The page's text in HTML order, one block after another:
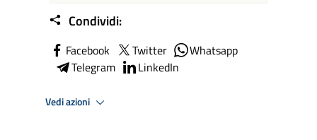
Condividi:
Facebook Twitter
Whatsapp
Telegram
LinkedIn
Vedi azioni